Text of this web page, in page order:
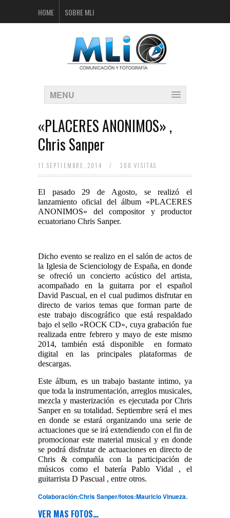
HOME SOBRE MLI
MENU
«PLACERES ANONIMOS» ,
Chris Sanper
11 SEPTIEMBRE, 2014 / 308 VISITAS
El pasado 29 de Agosto, se realizó el
lanzamiento oficial del álbum «PLACERES
ANONIMOS» del compositor y productor
ecuatoriano Chris Sanper.
Dicho evento se realizo en el salón de actos de
la Iglesia de Scienciology de España, en donde
se ofreció un concierto acústico del artista,
acompañado en la guitarra por el español
David Pascual, en el cual pudimos disfrutar en
directo de varios temas que forman parte de
este trabajo discográfico que está respaldado
bajo el sello «ROCK CD», cuya grabación fue
realizada entre febrero y mayo de este mismo
2014, también está disponible en formato
digital en las principales plataformas de
descargas.
Este álbum, es un trabajo bastante intimo, ya
que toda la instrumentación, arreglos musicales,
mezcla y masterización es ejecutada por Chris
Sanper en su totalidad. Septiembre será el mes
en donde se estará organizando una serie de
actuaciones que se irá extendiendo con el fin de
promocionar este material musical y en donde
se podrá disfrutar de actuaciones en directo de
Chris & compañía con la participación de
músicos como el batería Pablo Vidal , el
guitarrista D Pascual , entre otros.
Colaboración:Chris Sanper/fotos:Mauricio Vinueza.
VER MAS FOTOS…